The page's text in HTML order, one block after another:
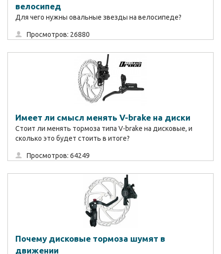
велосипед
Для чего нужны овальные звезды на велосипеде?
Просмотров: 26880
Имеет ли смысл менять V-brake на диски
Стоит ли менять тормоза типа V-brake на дисковые, и
сколько это будет стоить в итоге?
Просмотров: 64249
Почему дисковые тормоза шумят в
движении